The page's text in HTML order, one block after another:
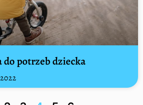
potrzeb dziecka